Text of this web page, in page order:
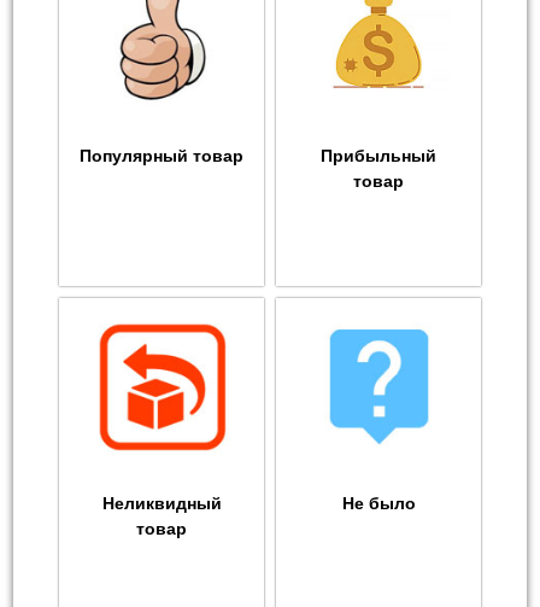
Популярный товар
Прибыльный
товар
Неликвидный
товар
Не было